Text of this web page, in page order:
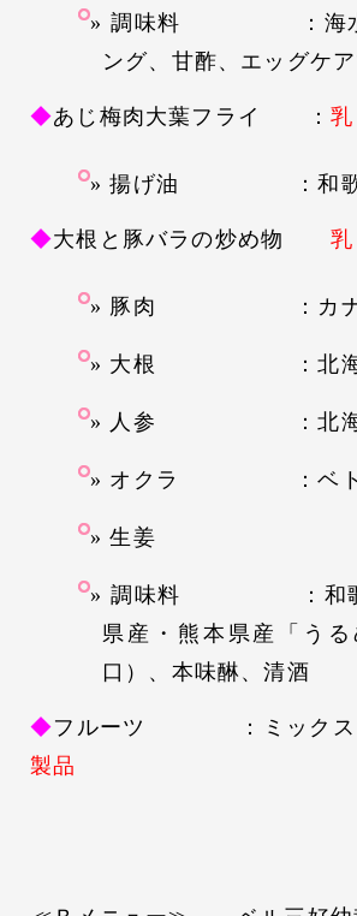
調味料 ：海水塩
ング、甘酢、エッグケ
◆あじ梅肉大葉フライ ：
揚げ油 ：和歌山
◆大根と豚バラの炒め物 乳
豚肉 ：カナ
大根 ：北海
人参 ：北海
オクラ ：ベト
生姜
調味料 ：和歌山
県産・熊本県産「う
口）、本味醂、清酒
◆フルーツ ：ミックス
製品